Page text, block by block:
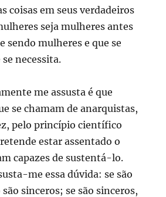
coisas em seus verdadeiros
seja mulheres antes
sendo mulheres e que se
necessita.
me assusta é que
se chamam de anarquistas,
pelo princípio científico
estar assentado o
capazes de sustentá-lo.
me essa dúvida: se são
sinceros; se são sinceros,